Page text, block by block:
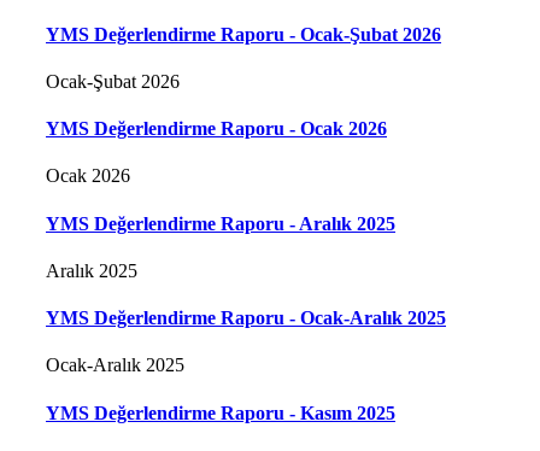
YMS Değerlendirme Raporu - Ocak-Şubat 2026
Ocak-Şubat 2026
YMS Değerlendirme Raporu - Ocak 2026
Ocak 2026
YMS Değerlendirme Raporu - Aralık 2025
Aralık 2025
YMS Değerlendirme Raporu - Ocak-Aralık 2025
Ocak-Aralık 2025
YMS Değerlendirme Raporu - Kasım 2025